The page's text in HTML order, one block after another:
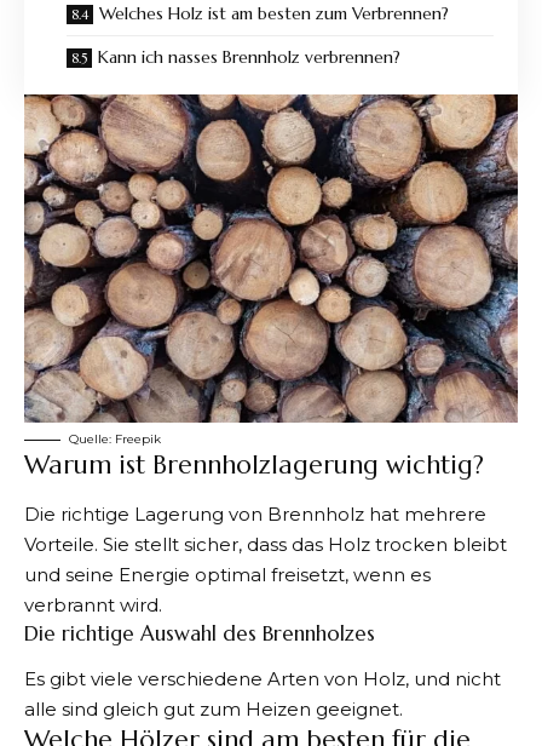
Welches Holz ist am besten zum Verbrennen?
Kann ich nasses Brennholz verbrennen?
Quelle: Freepik
Warum ist Brennholzlagerung wichtig?
Die richtige Lagerung von Brennholz hat mehrere
Vorteile. Sie stellt sicher, dass das Holz trocken bleibt
und seine Energie optimal freisetzt, wenn es
verbrannt wird.
Die richtige Auswahl des Brennholzes
Es gibt viele verschiedene Arten von Holz, und nicht
alle sind gleich gut zum Heizen geeignet.